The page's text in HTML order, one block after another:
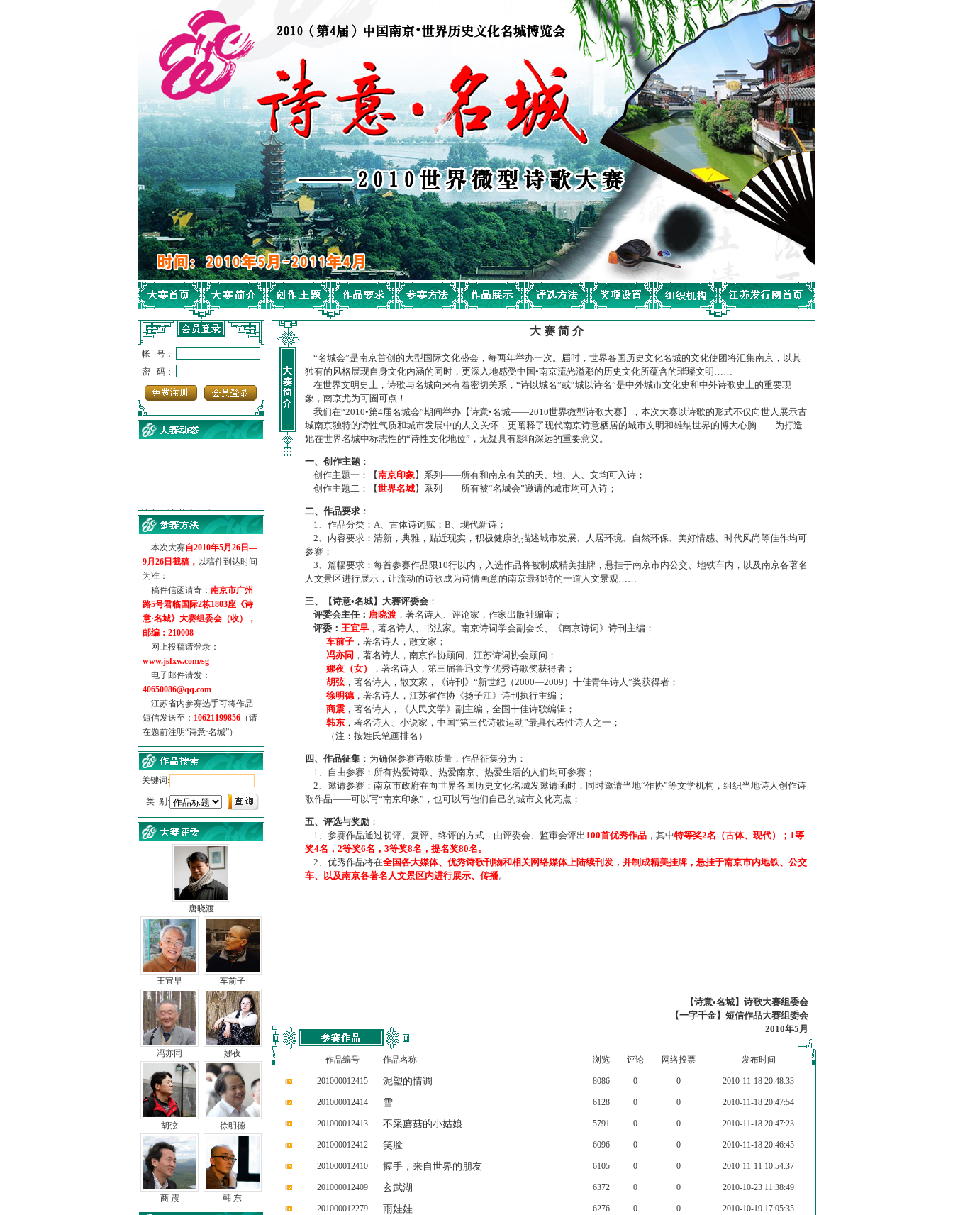
帐 号：
密 码：
·诗意名城·地铁时间
·地铁完美呈现【诗意·名城...
参赛作品多达5000多首
“诗意·名城”晒诗会
特别通知--致广大诗词爱好...
本次大赛自2010年5月26日—
9月26日截稿， 以稿件到达时间
为准：
稿件信函请寄： 南京市广州
路5号君临国际2栋1803座《诗
意·名城》大赛组委会（收），
邮编：210008
网上投稿请登录：
www.jsfxw.com/sg
电子邮件请发：
40650086@qq.com
江苏省内参赛选手可将作品
短信发送至： 10621199856 （请
在题前注明“诗意·名城”）
关键词:
类 别:
唐晓渡
王宜早 车前子
冯亦同 娜夜
胡弦 徐明德
商 震 韩 东
大 赛 简 介
“名城会”是南京首创的大型国际文化盛会，每两年举办一次。届时，世界各国历史文化名城的文化使团将汇集南京，以其
独有的风格展现自身文化内涵的同时，更深入地感受中国•南京流光溢彩的历史文化所蕴含的璀璨文明……
在世界文明史上，诗歌与名城向来有着密切关系，“诗以城名”或“城以诗名”是中外城市文化史和中外诗歌史上的重要现
象，南京尤为可圈可点！
我们在“2010•第4届名城会”期间举办【诗意•名城——2010世界微型诗歌大赛】，本次大赛以诗歌的形式不仅向世人展示古
城南京独特的诗性气质和城市发展中的人文关怀，更阐释了现代南京诗意栖居的城市文明和雄纳世界的博大心胸——为打造
她在世界名城中标志性的“诗性文化地位”，无疑具有影响深远的重要意义。
一、创作主题 ：
创作主题一：【南京印象】系列——所有和南京有关的天、地、人、文均可入诗；
创作主题二：【世界名城】系列——所有被“名城会”邀请的城市均可入诗；
二、作品要求 ：
1、作品分类：A、古体诗词赋；B、现代新诗；
2、内容要求：清新，典雅，贴近现实，积极健康的描述城市发展、人居环境、自然环保、美好情感、时代风尚等佳作均可
参赛；
3、篇幅要求：每首参赛作品限10行以内，入选作品将被制成精美挂牌，悬挂于南京市内公交、地铁车内，以及南京各著名
人文景区进行展示，让流动的诗歌成为诗情画意的南京最独特的一道人文景观……
三、【诗意•名城】大赛评委会 ：
评委会主任： 唐晓渡 ，著名诗人、评论家，作家出版社编审；
评委： 王宜早 ，著名诗人、书法家。南京诗词学会副会长、《南京诗词》诗刊主编；
车前子 ，著名诗人，散文家；
冯亦同 ，著名诗人，南京作协顾问、江苏诗词协会顾问；
娜夜（女）
，著名诗人，第三届鲁迅文学优秀诗歌奖获得者；
胡弦，著名诗人，散文家，《诗刊》“新世纪（2000—2009）十佳青年诗人”奖获得者；
徐明德，著名诗人，江苏省作协《扬子江》诗刊执行主编；
商震 ，著名诗人，《人民文学》副主编，全国十佳诗歌编辑；
韩东 ，著名诗人、小说家，中国“第三代诗歌运动”最具代表性诗人之一；
（注：按姓氏笔画排名）
四、作品征集 ：为确保参赛诗歌质量，作品征集分为：
1、自由参赛：所有热爱诗歌、热爱南京、热爱生活的人们均可参赛；
2、邀请参赛：南京市政府在向世界各国历史文化名城发邀请函时，同时邀请当地“作协”等文学机构，组织当地诗人创作诗
歌作品——可以写“南京印象”，也可以写他们自己的城市文化亮点；
五、评选与奖励 ：
1、参赛作品通过初评、复评、终评的方式，由评委会、监审会评出 100首优秀作品 ，其中特等奖2名（古体、现代）；1等
奖4名，2等奖6名，3等奖8名，提名奖80名。
2、优秀作品将在全国各大媒体、优秀诗歌刊物和相关网络媒体上陆续刊发，并制成精美挂牌，悬挂于南京市内地铁、公交
车、以及南京各著名人文景区内进行展示、传播。
【诗意•名城】诗歌大赛组委会
【一字千金】短信作品大赛组委会
2010年5月
作品编号 作品名称 浏览 评论 网络投票 发布时间
201000012415 泥塑的情调 8086 0 0 2010-11-18 20:48:33
201000012414 雪 6128 0 0 2010-11-18 20:47:54
201000012413 不采蘑菇的小姑娘 5791 0 0 2010-11-18 20:47:23
201000012412 笑脸 6096 0 0 2010-11-18 20:46:45
201000012410 握手，来自世界的朋友 6105 0 0 2010-11-11 10:54:37
201000012409 玄武湖 6372 0 0 2010-10-23 11:38:49
201000012279 雨娃娃 6276 0 0 2010-10-19 17:05:35